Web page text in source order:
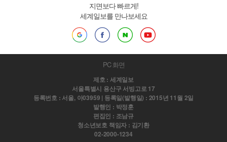
지면보다 빠르게!
세계일보를 만나보세요
PC 화면
제호 : 세계일보
서울특별시 용산구 서빙고로 17
등록번호 : 서울, 아03959 | 등록일(발행일) : 2015년 11월 2일
발행인 : 박정훈
편집인 : 조남규
청소년보호 책임자 : 김기환
02-2000-1234